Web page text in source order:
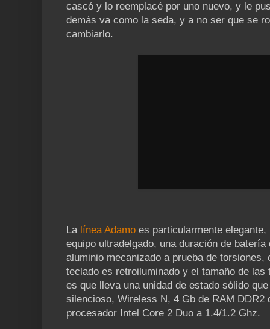
cascó y lo reemplacé por uno nuevo, y le
demás va como la seda, y a no ser que se
cambiarlo.
La línea Adamo es particularmente
equipo ultradelgado, una duración de
aluminio mecanizado a prueba de
teclado es retroiluminado y el tamaño de
es que lleva una unidad de estado sólido
silencioso, Wireless N, 4 Gb de RAM DDR2
procesador Intel Core 2 Duo a 1.4/1.2 Ghz.